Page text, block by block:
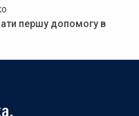
першу допомогу в